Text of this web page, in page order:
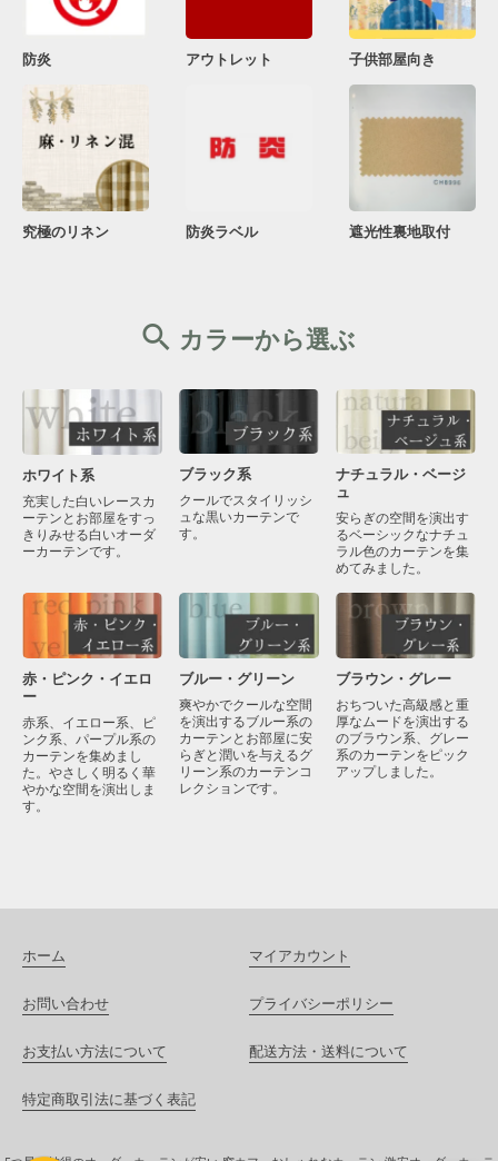
防炎 アウトレット 子供部屋向き
究極のリネン 防炎ラベル 遮光性裏地取付
カラーから選ぶ
ホワイト系
充実した白いレースカ
ーテンとお部屋をすっ
きりみせる白いオーダ
ーカーテンです。
ブラック系
クールでスタイリッシ
ュな黒いカーテンで
す。
ナチュラル・ベージ
ュ
安らぎの空間を演出す
るベーシックなナチュ
ラル色のカーテンを集
めてみました。
赤・ピンク・イエロ
ー
赤系、イエロー系、ピ
ンク系、パープル系の
カーテンを集めまし
た。やさしく明るく華
やかな空間を演出しま
す。
ブルー・グリーン
爽やかでクールな空間
を演出するブルー系の
カーテンとお部屋に安
らぎと潤いを与えるグ
リーン系のカーテンコ
レクションです。
ブラウン・グレー
おちついた高級感と重
厚なムードを演出する
のブラウン系、グレー
系のカーテンをピック
アップしました。
ホーム マイアカウント
お問い合わせ プライバシーポリシー
お支払い方法について 配送方法・送料について
特定商取引法に基づく表記